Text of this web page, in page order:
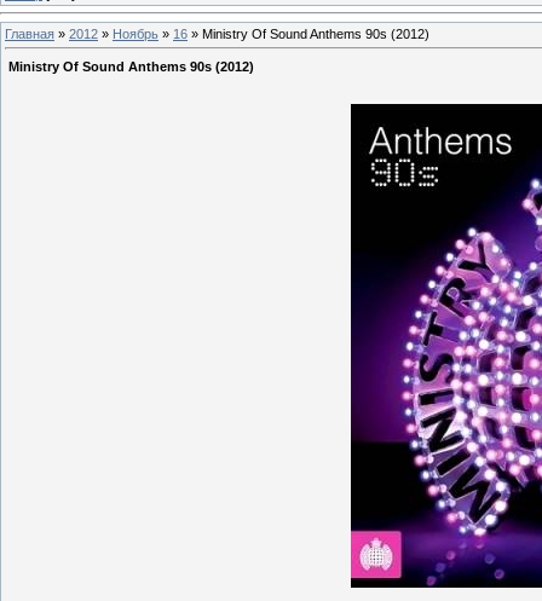
Главная » 2012 » Ноябрь » 16 » Ministry Of Sound Anthems 90s (2012)
Ministry Of Sound Anthems 90s (2012)